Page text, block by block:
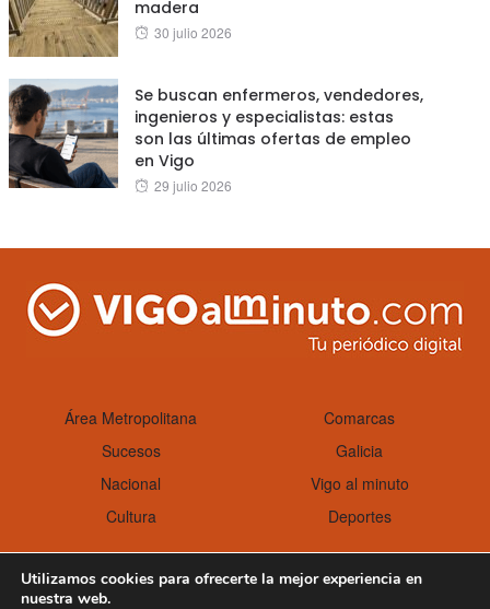
madera
Posted
30 julio 2026
Se buscan enfermeros, vendedores,
ingenieros y especialistas: estas
son las últimas ofertas de empleo
en Vigo
Posted
29 julio 2026
Área Metropolitana
Comarcas
Sucesos
Galicia
Nacional
Vigo al minuto
Cultura
Deportes
Utilizamos cookies para ofrecerte la mejor experiencia en
nuestra web.